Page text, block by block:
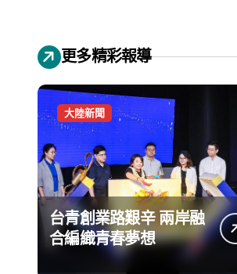
更多精彩報導
大陸新聞
台青創業路艱辛 兩岸融
合編織青春夢想